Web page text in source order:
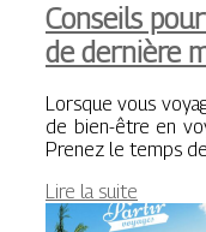
Conseils
de dernière
Lorsque vous
de bien-être en
Prenez le temps
Lire la suite